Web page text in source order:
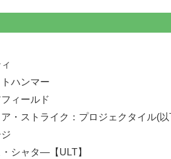
ハンマー
ィールド
・ストライク：プロジェクタイル(
シャタ―【ULT】